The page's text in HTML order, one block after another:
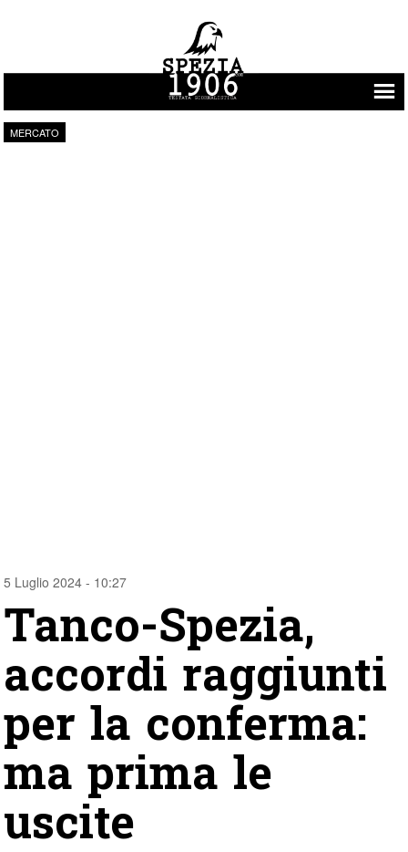
Vai al contenuto
MERCATO
5 Luglio 2024 - 10:27
Tanco-Spezia,
accordi raggiunti
per la conferma:
ma prima le
uscite